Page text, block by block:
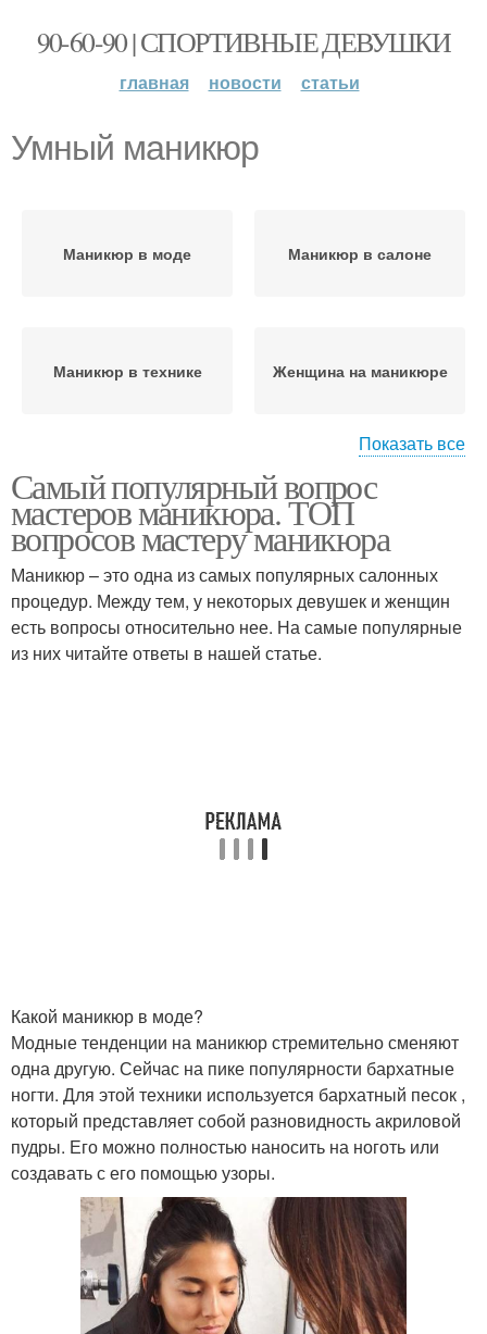
90-60-90 | СПОРТИВНЫЕ ДЕВУШКИ
главная новости статьи
Умный маникюр
Маникюр в моде Маникюр в салоне
Маникюр в технике Женщина на маникюре
Маникюр на
собеседовании
Тест по маникюру
Тест про маникюр
Показать все
Самый популярный вопрос
мастеров маникюра. ТОП
вопросов мастеру маникюра
Маникюр – это одна из самых популярных салонных
процедур. Между тем, у некоторых девушек и женщин
есть вопросы относительно нее. На самые популярные
из них читайте ответы в нашей статье.
Какой маникюр в моде?
Модные тенденции на маникюр стремительно сменяют
одна другую. Сейчас на пике популярности бархатные
ногти. Для этой техники используется бархатный песок ,
который представляет собой разновидность акриловой
пудры. Его можно полностью наносить на ноготь или
создавать с его помощью узоры.